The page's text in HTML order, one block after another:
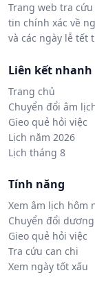
Trang web tra
tin chính xác về
và các ngày lễ tết
Liên kết nhanh
Trang chủ
Chuyển đổi âm
Gieo quẻ hỏi việc
Lịch năm 2026
Lịch tháng 8
Tính năng
Xem âm lịch hôm
Chuyển đổi
Gieo quẻ hỏi việc
Tra cứu can chi
Xem ngày tốt xấu